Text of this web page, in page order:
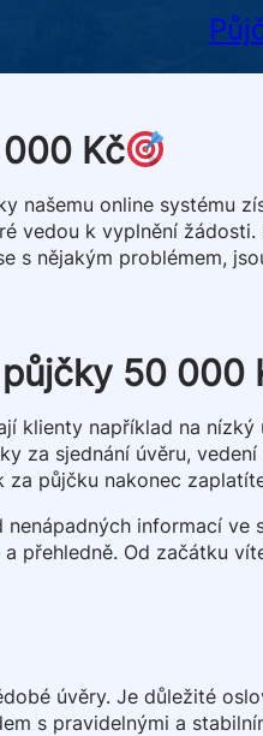
Kč
našemu online systému
vedou k vyplnění
s nějakým problémem,
50 000
klienty například na
za sjednání úvěru,
půjčku nakonec
informací
přehledně. Od začátku
úvěry. Je důležité
s pravidelnými a